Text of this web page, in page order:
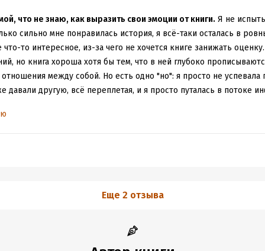
что не знаю, как выразить свои эмоции от книги. Я не
сильно мне понравилась история, я всё-таки осталась в
то интересное, из-за чего не хочется книге занижать оценку.
но книга хороша хотя бы тем, что в ней глубоко
между собой. Но есть одно "но": я просто не успевала
давали другую, всё переплетая, и я просто путалась в потоке
но внезапный перенос в другой мир прямо из вагона метро
задача по спасению их мира Фрита от тьмы, погощающей
разумный человек, он выбрал второе. И начались
почему не осталась впечатлена.
которые остались без ответа. Конечно, скорее всего, эти
Еще 2 отзыва